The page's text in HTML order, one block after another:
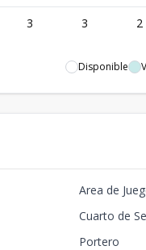
3 3 2
Disponible
Area de
Cuarto de
Portero